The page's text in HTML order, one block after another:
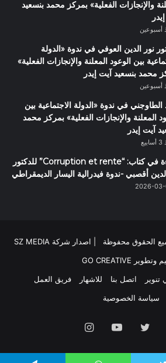
والإنجازات الفعلية» بمركز محمد بنسعيد
أسبوعين
نور الدين العوفي في ندوة «الدولة
بين الوعود المعلنة والإنجازات الفعلية»
محمد بنسعيد آيت إيدر
أسبوعين
في ندوة «الدولة الاجتماعية بين
المعلنة والإنجازات الفعلية» بمركز محمد
آيت إيدر
قراءة في كتاب: “Corruption et rente” للدكتور
أقصبي -ندوة فيدرالية اليسار الديمقراطي
2026-
© حقوق النشر 2026، جميع الحقوق محفوظة | اصدار شركة SZ MEDIA
وتطوير GO CREATIVE
اتصل بنا للاشهار
فريق العمل
سياسة الخصوصية
فيسبوك تويتر يوتيوب